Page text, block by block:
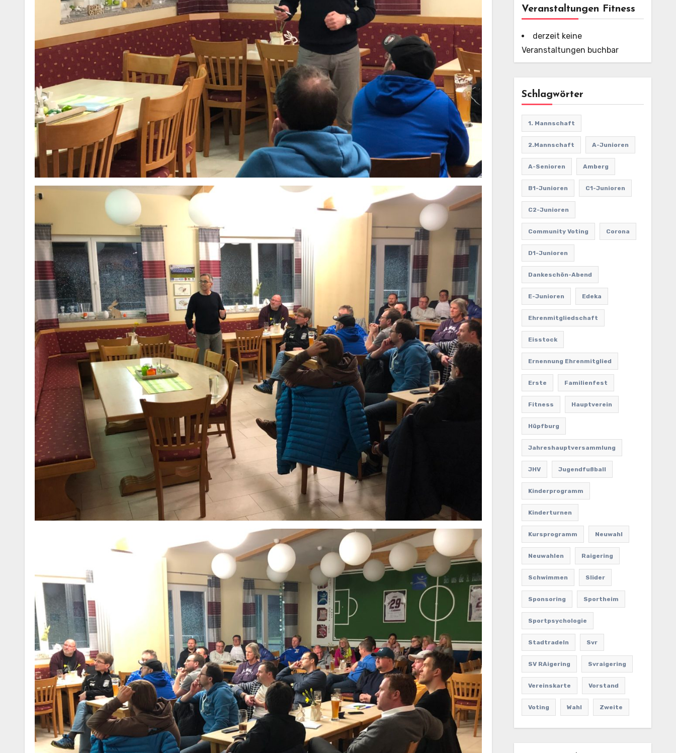
Veranstaltungen Fitness
derzeit keine
Veranstaltungen buchbar
Schlagwörter
1. Mannschaft
2.Mannschaft A-Junioren
A-Senioren Amberg
B1-Junioren C1-Junioren
C2-Junioren
Community Voting Corona
D1-Junioren
Dankeschön-Abend
E-Junioren Edeka
Ehrenmitgliedschaft
Eisstock
Ernennung Ehrenmitglied
Erste Familienfest
Fitness Hauptverein
Hüpfburg
Jahreshauptversammlung
JHV Jugendfußball
Kinderprogramm
Kinderturnen
Kursprogramm Neuwahl
Neuwahlen Raigering
Schwimmen Slider
Sponsoring Sportheim
Sportpsychologie
Stadtradeln Svr
SV RAigering Svraigering
Vereinskarte Vorstand
Voting Wahl Zweite